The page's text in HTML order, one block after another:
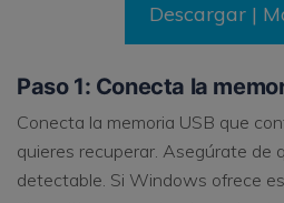
Descargar |
Paso 1: Conecta la
Conecta la memoria USB que
quieres recuperar. Asegúrate de
detectable. Si Windows ofrece